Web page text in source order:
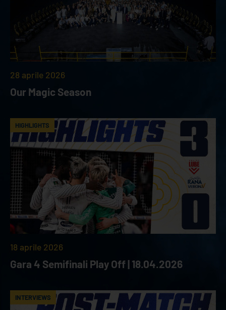
28 aprile 2026
Our Magic Season
HIGHLIGHTS
18 aprile 2026
Gara 4 Semifinali Play Off | 18.04.2026
INTERVIEWS